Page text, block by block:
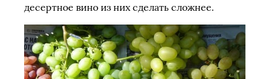
десертное вино из них сделать сложнее.